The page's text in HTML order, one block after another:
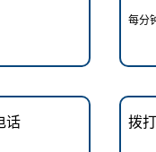
每分
话 拨